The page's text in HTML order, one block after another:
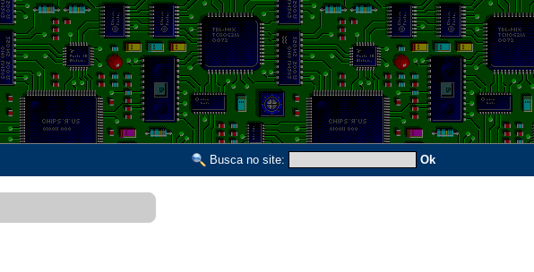
Busca no site: Ok